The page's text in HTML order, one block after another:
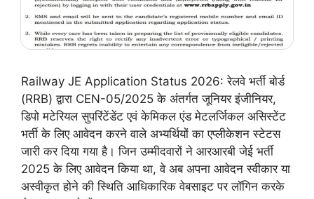
Railway JE Application Status 2026: रेलवे भर्ती बोर्ड
(RRB) द्वारा CEN-05/2025 के अंतर्गत जूनियर इंजीनियर,
डिपो मटेरियल सुपरिंटेंडेंट एवं केमिकल एंड मेटलर्जिकल असिस्टेंट
भर्ती के लिए आवेदन करने वाले अभ्यर्थियों का एप्लीकेशन स्टेटस
जारी कर दिया गया है। जिन उम्मीदवारों ने आरआरबी जेई भर्ती
2025 के लिए आवेदन किया था, वे अब अपना आवेदन स्वीकार या
अस्वीकृत होने की स्थिति आधिकारिक वेबसाइट पर लॉगिन करके